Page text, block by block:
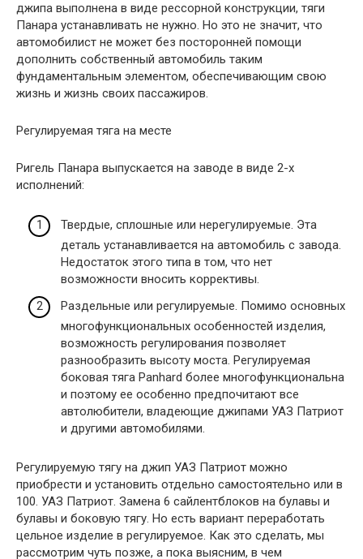
джипа выполнена в виде рессорной конструкции, тяги
Панара устанавливать не нужно. Но это не значит, что
автомобилист не может без посторонней помощи
дополнить собственный автомобиль таким
фундаментальным элементом, обеспечивающим свою
жизнь и жизнь своих пассажиров.
Регулируемая тяга на месте
Ригель Панара выпускается на заводе в виде 2-х
исполнений:
Твердые, сплошные или нерегулируемые. Эта
деталь устанавливается на автомобиль с завода.
Недостаток этого типа в том, что нет
возможности вносить коррективы.
Раздельные или регулируемые. Помимо основных
многофункциональных особенностей изделия,
возможность регулирования позволяет
разнообразить высоту моста. Регулируемая
боковая тяга Panhard более многофункциональна
и поэтому ее особенно предпочитают все
автолюбители, владеющие джипами УАЗ Патриот
и другими автомобилями.
Регулируемую тягу на джип УАЗ Патриот можно
приобрести и установить отдельно самостоятельно или в
100. УАЗ Патриот. Замена 6 сайлентблоков на булавы и
булавы и боковую тягу. Но есть вариант переработать
цельное изделие в регулируемое. Как это сделать, мы
рассмотрим чуть позже, а пока выясним, в чем